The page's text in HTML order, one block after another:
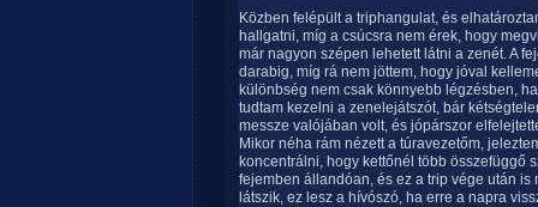
Közben felépült a triphangulat, és
hallgatni, míg a csúcsra nem érek, hogy
már nagyon szépen lehetett látni a zenét. A
darabig, míg rá nem jöttem, hogy jóval
különbség nem csak könnyebb légzésben,
tudtam kezelni a zenelejátszót, bár
messze valójában volt, és jópárszor
Mikor néha rám nézett a túravezetőm,
koncentrálni, hogy kettőnél több összefüggő
fejemben állandóan, és ez a trip vége után
látszik, ez lesz a hívószó, ha erre a napra